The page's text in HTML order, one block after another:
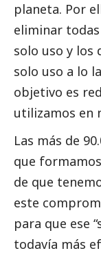
planeta. Por
eliminar
solo uso y los
solo uso a lo
objetivo es
utilizamos en
Las más de
que
de que
este
para que ese
todavía más